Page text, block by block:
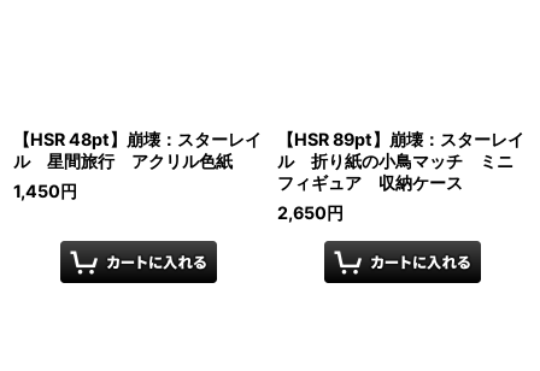
【HSR 48pt】崩壊：スターレイ
ル 星間旅行 アクリル色紙
1,450円
【HSR 89pt】崩壊：スターレイ
ル 折り紙の小鳥マッチ ミニ
フィギュア 収納ケース
2,650円